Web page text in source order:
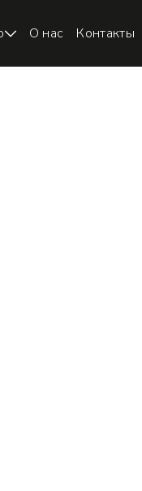
О нас Контакты